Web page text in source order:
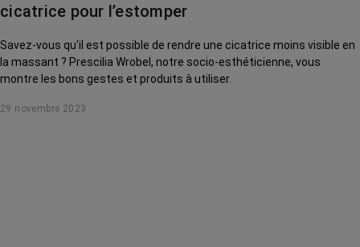
cicatrice pour l’estomper
Savez-vous qu'il est possible de rendre une cicatrice moins visible en
la massant ? Prescilia Wrobel, notre socio-esthéticienne, vous
montre les bons gestes et produits à utiliser.
29 novembre 2023